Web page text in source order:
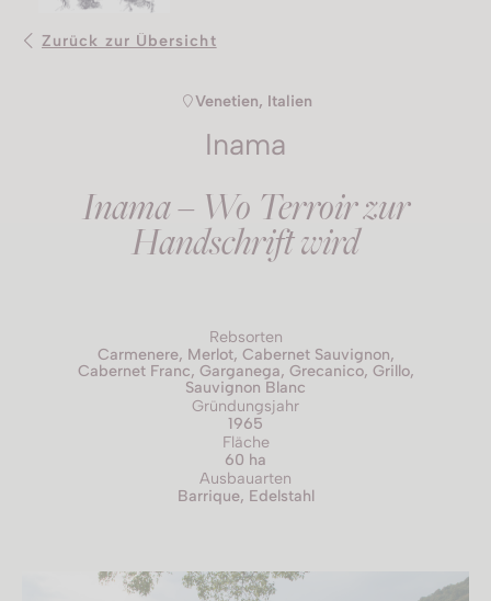
Zurück zur Übersicht
Venetien, Italien
Inama
Inama – Wo Terroir zur
Handschrift wird
Rebsorten
Carmenere, Merlot, Cabernet Sauvignon,
Cabernet Franc, Garganega, Grecanico, Grillo,
Sauvignon Blanc
Gründungsjahr
1965
Fläche
60 ha
Ausbauarten
Barrique, Edelstahl